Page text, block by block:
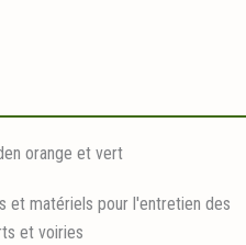
et matériels pour l'entretien des
et voiries